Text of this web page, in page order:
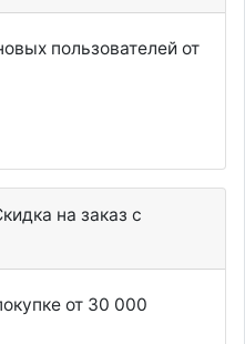
пользователей от
на заказ c
от 30 000